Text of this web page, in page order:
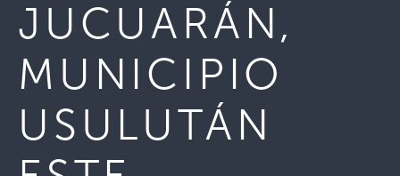
JUCUARÁN,
MUNICIPIO
USULUTÁN